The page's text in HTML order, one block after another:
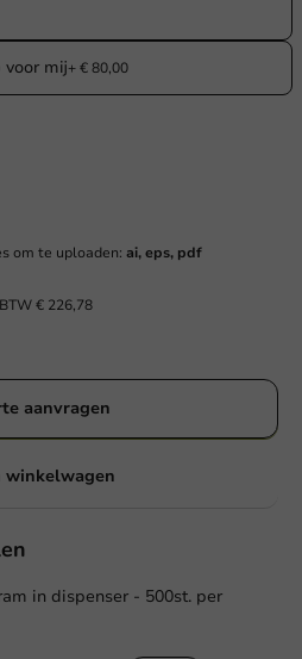
voor mij+ € 80,00
om te uploaden: ai, eps, pdf
€ 226,78
aanvragen
winkelwagen
in dispenser - 500st. per